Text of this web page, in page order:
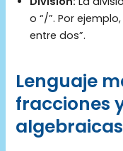
o “/”. Por
entre dos”.
Lenguaje
fracciones
algebraicas